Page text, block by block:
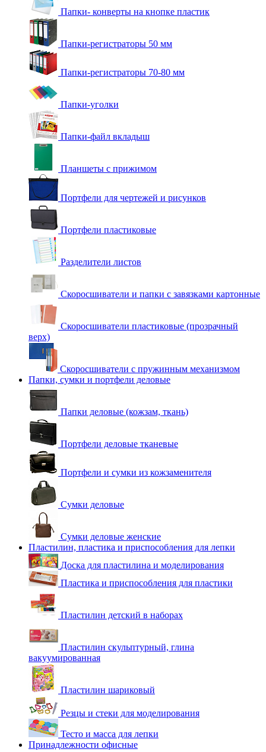
Папки- конверты на кнопке пластик
Папки-регистраторы 50 мм
Папки-регистраторы 70-80 мм
Папки-уголки
Папки-файл вкладыш
Планшеты с прижимом
Портфели для чертежей и рисунков
Портфели пластиковые
Разделители листов
Скоросшиватели и папки с завязками картонные
Скоросшиватели пластиковые (прозрачный
верх)
Скоросшиватели с пружинным механизмом
Папки, сумки и портфели деловые
Папки деловые (кожзам, ткань)
Портфели деловые тканевые
Портфели и сумки из кожзаменителя
Сумки деловые
Сумки деловые женские
Пластилин, пластика и приспособления для лепки
Доска для пластилина и моделирования
Пластика и приспособления для пластики
Пластилин детский в наборах
Пластилин скульптурный, глина
вакуумированная
Пластилин шариковый
Резцы и стеки для моделирования
Тесто и масса для лепки
Принадлежности офисные